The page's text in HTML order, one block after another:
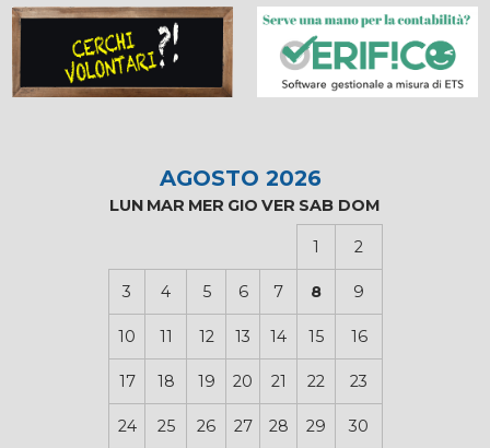
AGOSTO 2026
LUN MAR MER GIO VER SAB DOM
1 2
3 4 5 6 7 8 9
10 11 12 13 14 15 16
17 18 19 20 21 22 23
24 25 26 27 28 29 30